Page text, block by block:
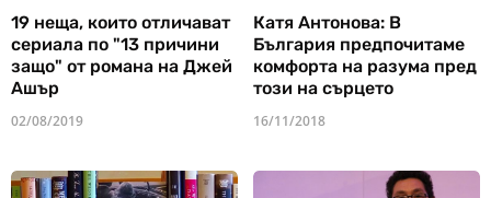
19 неща, които отличават
сериала по "13 причини
защо" от романа на Джей
Ашър
02/08/2019
Катя Антонова: В
България предпочитаме
комфорта на разума пред
този на сърцето
16/11/2018